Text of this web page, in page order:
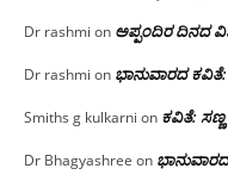
Dr rashmi on ಅಪ್ಪಂದಿರ ದಿನದ
Dr rashmi on ಭಾನುವಾರದ
Smiths g kulkarni on ಕವಿತೆ:
Dr Bhagyashree on